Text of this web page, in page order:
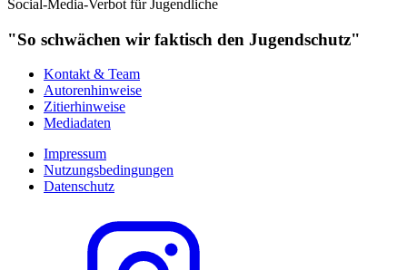
Social-Media-Verbot für Jugendliche
"So schwächen wir faktisch den Jugendschutz"
Kontakt & Team
Autorenhinweise
Zitierhinweise
Mediadaten
Impressum
Nutzungsbedingungen
Datenschutz